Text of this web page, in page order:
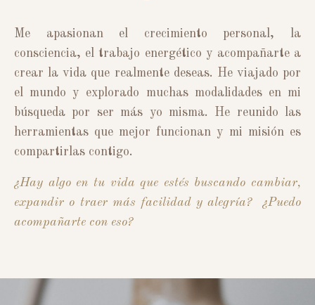
Me apasionan el crecimiento personal, la
consciencia, el trabajo energético y acompañarte a
crear la vida que realmente deseas. He viajado por
el mundo y explorado muchas modalidades en mi
búsqueda por ser más yo misma. He reunido las
herramientas que mejor funcionan y mi misión es
compartirlas contigo.
¿Hay algo en tu vida que estés buscando cambiar,
expandir o traer más facilidad y alegría? ¿Puedo
acompañarte con eso?